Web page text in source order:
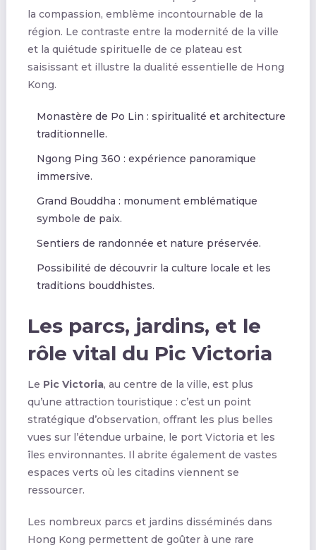
la compassion, emblème incontournable de la
région. Le contraste entre la modernité de la ville
et la quiétude spirituelle de ce plateau est
saisissant et illustre la dualité essentielle de Hong
Kong.
Monastère de Po Lin : spiritualité et architecture
traditionnelle.
Ngong Ping 360 : expérience panoramique
immersive.
Grand Bouddha : monument emblématique
symbole de paix.
Sentiers de randonnée et nature préservée.
Possibilité de découvrir la culture locale et les
traditions bouddhistes.
Les parcs, jardins, et le
rôle vital du Pic Victoria
Le Pic Victoria, au centre de la ville, est plus
qu’une attraction touristique : c’est un point
stratégique d’observation, offrant les plus belles
vues sur l’étendue urbaine, le port Victoria et les
îles environnantes. Il abrite également de vastes
espaces verts où les citadins viennent se
ressourcer.
Les nombreux parcs et jardins disséminés dans
Hong Kong permettent de goûter à une rare